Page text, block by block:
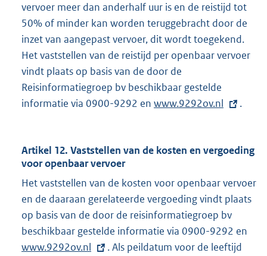
vervoer meer dan anderhalf uur is en de reistijd tot
50% of minder kan worden teruggebracht door de
inzet van aangepast vervoer, dit wordt toegekend.
Het vaststellen van de reistijd per openbaar vervoer
vindt plaats op basis van de door de
Reisinformatiegroep bv beschikbaar gestelde
informatie via 0900-9292 en E
e
n
e
l
i
n
www.9292ov.nl .
Artikel 12. Vaststellen van de kosten en vergoeding
voor openbaar vervoer
Het vaststellen van de kosten voor openbaar vervoer
en de daaraan gerelateerde vergoeding vindt plaats
op basis van de door de reisinformatiegroep bv
beschikbaar gestelde informatie via 0900-9292 en
www.9292ov.nl
. Als peildatum voor de leeftijd